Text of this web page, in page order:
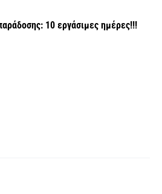
10 εργάσιμες ημέρες!!!